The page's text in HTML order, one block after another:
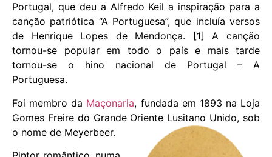
Portugal, que deu a Alfredo Keil a inspiração para a
canção patriótica “A Portuguesa”, que incluía versos
de Henrique Lopes de Mendonça. [1] A canção
tornou-se popular em todo o país e mais tarde
tornou-se o hino nacional de Portugal – A
Portuguesa.
Foi membro da Maçonaria, fundada em 1893 na Loja
Gomes Freire do Grande Oriente Lusitano Unido, sob
o nome de Meyerbeer.